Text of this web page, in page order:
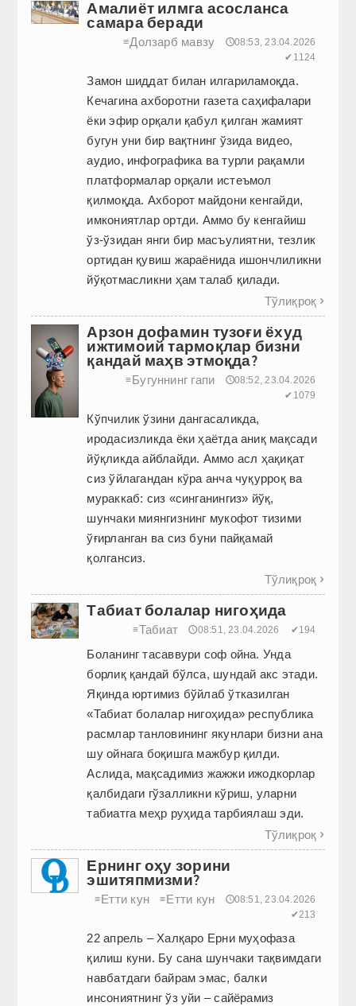
Амалиёт илмга асосланса
самара беради
≡Долзарб мавзу
🕔08:53, 23.04.2026
✔1124
Замон шиддат билан илгариламоқда.
Кечагина ахборотни газета саҳифалари
ёки эфир орқали қабул қилган жамият
бугун уни бир вақтнинг ўзида видео,
аудио, инфографика ва турли рақамли
платформалар орқали истеъмол
қилмоқда. Ахборот майдони кенгайди,
имкониятлар ортди. Аммо бу кенгайиш
ўз-ўзидан янги бир масъулиятни, тезлик
ортидан қувиш жараёнида ишончлиликни
йўқотмасликни ҳам талаб қилади.
Тўлиқроқ 
Арзон дофамин тузоғи ёхуд
ижтимоий тармоқлар бизни
қандай маҳв этмоқда?
≡Бугуннинг гапи
🕔08:52, 23.04.2026
✔1079
Кўпчилик ўзини дангасаликда,
иродасизликда ёки ҳаётда аниқ мақсади
йўқликда айблайди. Аммо асл ҳақиқат
сиз ўйлагандан кўра анча чуқурроқ ва
мураккаб: сиз «синганингиз» йўқ,
шунчаки миянгизнинг мукофот тизими
ўғирланган ва сиз буни пайқамай
қолгансиз.
Тўлиқроқ 
Табиат болалар нигоҳида
≡Табиат 🕔08:51, 23.04.2026 ✔194
Боланинг тасаввури соф ойна. Унда
борлиқ қандай бўлса, шундай акс этади.
Яқинда юртимиз бўйлаб ўтказилган
«Табиат болалар нигоҳида» республика
расмлар танловининг якунлари бизни ана
шу ойнага боқишга мажбур қилди.
Аслида, мақсадимиз жажжи ижодкорлар
қалбидаги гўзалликни кўриш, уларни
табиатга меҳр руҳида тарбиялаш эди.
Тўлиқроқ 
Ернинг оҳу зорини
эшитяпмизми?
≡Етти кун ≡Етти кун
🕔08:51, 23.04.2026
✔213
22 апрель – Халқаро Ерни муҳофаза
қилиш куни. Бу сана шунчаки тақвимдаги
навбатдаги байрам эмас, балки
инсониятнинг ўз уйи – сайёрамиз